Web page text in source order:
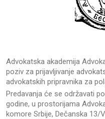
Advokatska akademija
poziv za prijavljivanje
advokatskih pripravnika za
Predavanja će se održavati
godine, u prostorijama
komore Srbije, Dečanska 13/